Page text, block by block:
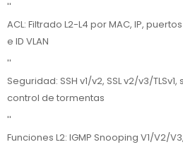
''
ACL: Filtrado L2-L4 por MAC, IP,
e ID VLAN
''
Seguridad: SSH v1/v2, SSL v2/v3/
control de tormentas
''
Funciones L2: IGMP Snooping V1/V2/V3,